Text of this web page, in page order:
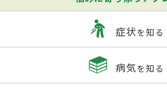
症状を知る
病気を知る